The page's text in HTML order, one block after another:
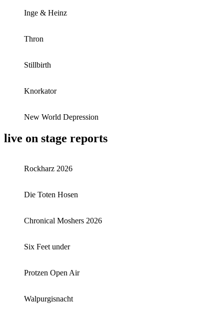
Inge & Heinz
Thron
Stillbirth
Knorkator
New World Depression
live on stage reports
Rockharz 2026
Die Toten Hosen
Chronical Moshers 2026
Six Feet under
Protzen Open Air
Walpurgisnacht